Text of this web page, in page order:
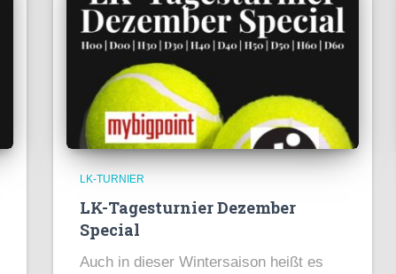
LK-TURNIER
LK-Tagesturnier Dezember
Special
Auch in dieser Wintersaison heißt es